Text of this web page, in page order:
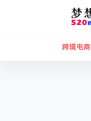
跨境电商